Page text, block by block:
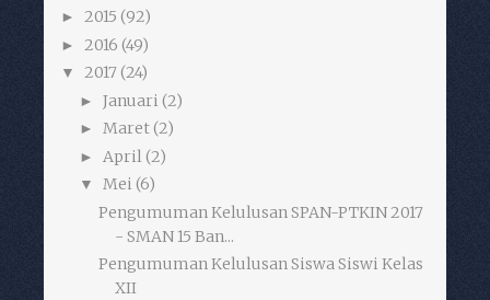
► 2015 (92)
► 2016 (49)
▼ 2017 (24)
► Januari (2)
► Maret(2)
► April (2)
▼ Mei (6)
Pengumuman Kelulusan SPAN-PTKIN 2017
- SMAN 15 Ban...
Pengumuman Kelulusan Siswa Siswi Kelas
XII